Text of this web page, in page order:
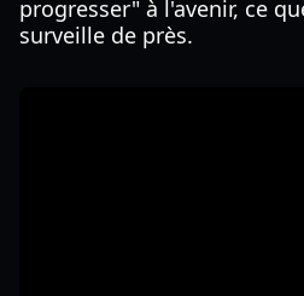
progresser" à l'avenir, ce
surveille de près.